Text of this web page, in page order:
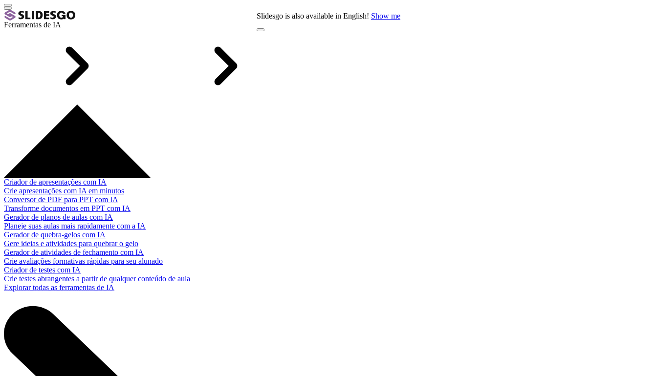
Slidesgo is also available in English! Show me
Ferramentas de IA
Criador de apresentações com IA
Crie apresentações com IA em minutos
Conversor de PDF para PPT com IA
Transforme documentos em PPT com IA
Gerador de planos de aulas com IA
Planeje suas aulas mais rapidamente com a IA
Gerador de quebra-gelos com IA
Gere ideias e atividades para quebrar o gelo
Gerador de atividades de fechamento com IA
Crie avaliações formativas rápidas para seu alunado
Criador de testes com IA
Crie testes abrangentes a partir de qualquer conteúdo de aula
Explorar todas as ferramentas de IA